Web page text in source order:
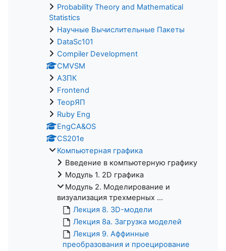
Probability Theory and Mathematical
Statistics
Научные Вычислительные Пакеты
DataSc101
Compiler Development
CMVSM
АЗПК
Frontend
ТеорЯП
Ruby Eng
EngCA&OS
CS201e
Компьютерная графика
Введение в компьютерную графику
Модуль 1. 2D графика
Модуль 2. Моделирование и
визуализация трехмерных ...
Лекция 8. 3D-модели
Лекция 8а. Загрузка моделей
Лекция 9. Аффинные
преобразования и проецирование